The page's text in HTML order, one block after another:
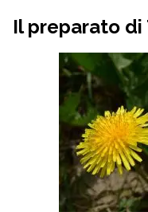
Il preparato di